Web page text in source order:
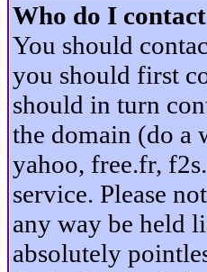
Who do I
You should
you should first
should in turn
the domain (do a
yahoo, free.fr,
service. Please
any way be held
absolutely